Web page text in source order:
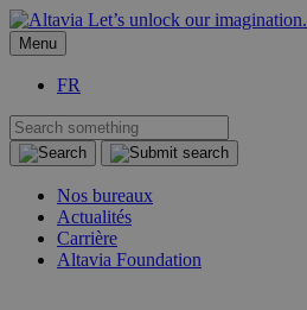
Let’s unlock our imagination.
Menu
FR
Nos bureaux
Actualités
Carrière
Altavia Foundation